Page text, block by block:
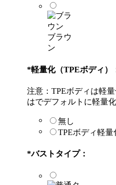
ブラウ
ン
*軽量化（TPEボディ）
注意：TPEボディは軽
はでデフォルトに軽量化
無し
TPEボディ軽量
*バストタイプ：